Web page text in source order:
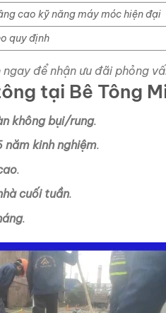
cao kỹ năng máy móc hiện đại
quy định
để nhận ưu đãi phỏng
tại Bê Tông
không bụi/rung.
năm kinh nghiệm.
.
cuối tuần.
.